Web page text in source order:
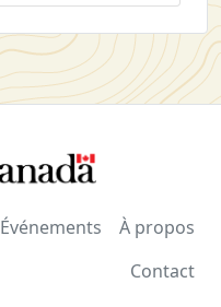
Événements
À propos
Contact